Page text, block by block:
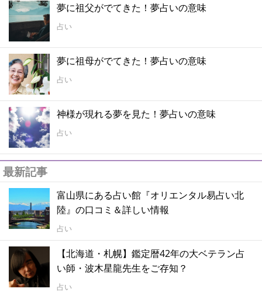
夢に祖父がでてきた！夢占いの意味
占い
夢に祖母がでてきた！夢占いの意味
占い
神様が現れる夢を見た！夢占いの意味
占い
最新記事
富山県にある占い館『オリエンタル易占い北
陸』の口コミ＆詳しい情報
占い
【北海道・札幌】鑑定暦42年の大ベテラン占
い師・波木星龍先生をご存知？
占い